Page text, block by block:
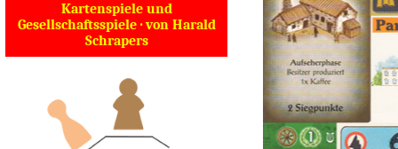
Kartenspiele und
Gesellschaftsspiele · von Harald
Schrapers